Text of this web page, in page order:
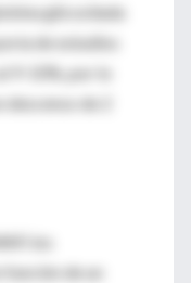
glicosilada
de estudios
9-10%, por lo
de 2
los
de un